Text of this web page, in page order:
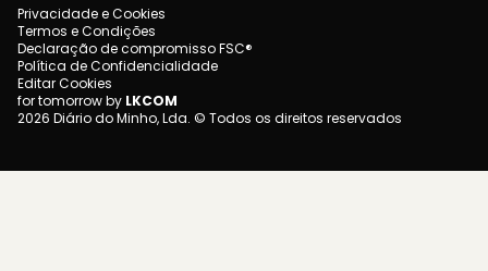
Privacidade e Cookies
Termos e Condições
Declaração de compromisso FSC®
Política de Confidencialidade
Editar Cookies
for tomorrow by LKCOM
2026 Diário do Minho, Lda. © Todos os direitos reservados